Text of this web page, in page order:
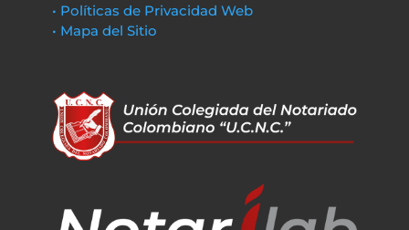
• Políticas de Privacidad Web
• Mapa del Sitio